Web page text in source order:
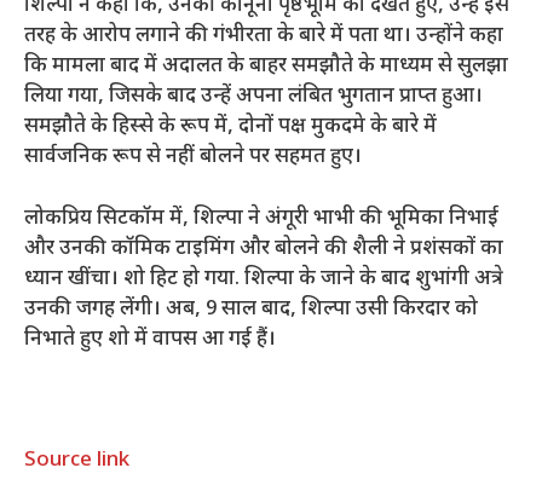
शिल्पा ने कहा कि, उनकी कानूनी पृष्ठभूमि को देखते हुए, उन्हें इस
तरह के आरोप लगाने की गंभीरता के बारे में पता था। उन्होंने कहा
कि मामला बाद में अदालत के बाहर समझौते के माध्यम से सुलझा
लिया गया, जिसके बाद उन्हें अपना लंबित भुगतान प्राप्त हुआ।
समझौते के हिस्से के रूप में, दोनों पक्ष मुकदमे के बारे में
सार्वजनिक रूप से नहीं बोलने पर सहमत हुए।
लोकप्रिय सिटकॉम में, शिल्पा ने अंगूरी भाभी की भूमिका निभाई
और उनकी कॉमिक टाइमिंग और बोलने की शैली ने प्रशंसकों का
ध्यान खींचा। शो हिट हो गया. शिल्पा के जाने के बाद शुभांगी अत्रे
उनकी जगह लेंगी। अब, 9 साल बाद, शिल्पा उसी किरदार को
निभाते हुए शो में वापस आ गई हैं।
Source link